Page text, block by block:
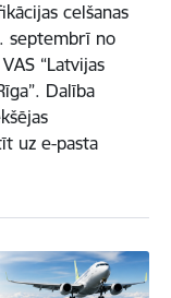
celšanas
septembrī no
“Latvijas
Dalība
uz e-pasta